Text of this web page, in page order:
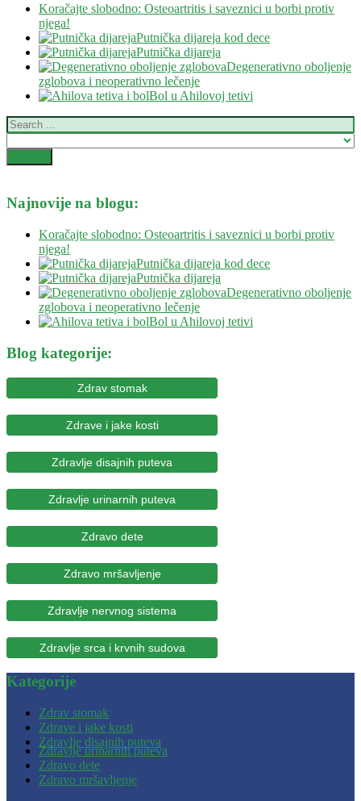
Koračajte slobodno: Osteoartritis i saveznici u borbi protiv
njega!
Putnička dijareja kod dece
Putnička dijareja
Degenerativno oboljenje
zglobova i neoperativno lečenje
Bol u Ahilovoj tetivi
Najnovije na blogu:
Koračajte slobodno: Osteoartritis i saveznici u borbi protiv
njega!
Putnička dijareja kod dece
Putnička dijareja
Degenerativno oboljenje
zglobova i neoperativno lečenje
Bol u Ahilovoj tetivi
Blog kategorije:
Zdrav stomak
Zdrave i jake kosti
Zdravlje disajnih puteva
Zdravlje urinarnih puteva
Zdravo dete
Zdravo mršavljenje
Zdravlje nervnog sistema
Zdravlje srca i krvnih sudova
Kategorije
Zdrav stomak
Zdrave i jake kosti
Zdravlje disajnih puteva
Zdravlje urinarnih puteva
Zdravo dete
Zdravo mršavljenje